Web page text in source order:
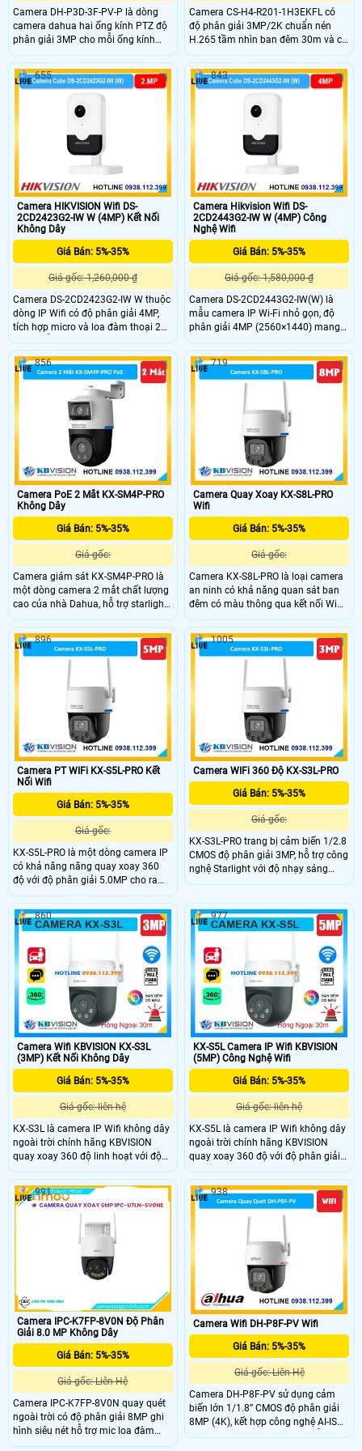
Camera DH-P3D-3F-PV-P là dòng
camera dahua hai ống kính PTZ độ
phân giải 3MP cho mỗi ống kính
gồm ống PT 6 mm và ống cố định
2,8 mm cho góc rộng 89° và góc
hẹp 52°. Cảm biến 1/2,9″ CMOS
khẩu độ F1.0 kèm khả năng quay
ngang 352° và nghiêng lên 90° giúp
giám sát linh động. Hỗ trợ thẻ nhớ
lên đến 256GB lưu trữ vượt trội
Camera CS-H4-R201-1H3EKFL có
độ phân giải 3MP/2K chuẩn nén
H.265 tầm nhìn ban đêm 30m và có
đèn trợ sáng cho hình ảnh màu
trong phạm vi 20m. Hỗ trợ đàm
thoại hai chiều phát hiện hình dáng
người/phương tiện, cùng chức năng
phòng thủ tích cực với đèn và còi
cảnh báo với chuẩn IP67 bền bỉ, hỗ
trợ thẻ nhớ lên đến 512GB và kết nối
POE.
Camera HIKVISION Wifi DS-
2CD2423G2-IW W (4MP) Kết Nối
Không Dây
Giá Bán: 5%-35%
Giá gốc: 1,260,000 ₫
Camera DS-2CD2423G2-IW W thuộc
dòng IP Wifi có độ phân giải 4MP,
tích hợp micro và loa đàm thoại 2
chiều, hỗ trợ kết nối nhanh đến Wi-Fi
và thẻ nhớ lên đến 512GB. Hikvision
còn trang bị công nghệ AI phát hiện
người và phương tiện trân mẫu
camera này giúp giảm thiểu tình
trạng báo động giả.
655
Camera Hikvision Wifi DS-
2CD2443G2-IW W (4MP) Công
Nghệ Wifi
Giá Bán: 5%-35%
Giá gốc: 1,580,000 ₫
Camera DS-2CD2443G2-IW(W) là
mẫu camera IP Wi-Fi nhỏ gọn, độ
phân giải 4MP (2560×1440) mang
lại hình ảnh chất lượng với mật độ
điểm ảnh cao. Tích hợp micro, loa
đàm thoại 2 chiều, hỗ trợ lưu trữ
thông qua thẻ nhớ tối đa lên đến
512GB. Bên cạnh đó camera sở hữu
công nghệ phát hiện người và
phương tiện thông minh giúp giảm
báo động giả.
843
Camera PoE 2 Mắt KX-SM4P-PRO
Không Dây
Giá Bán: 5%-35%
Giá gốc:
Camera giám sát KX-SM4P-PRO là
một dòng camera 2 mắt chất lượng
cao của nhà Dahua, hỗ trợ starlight
với độ nhạy sáng cực kì thấp, với
đèn Led hỗ trợ ánh sáng tầm xa
30m, phân biệt người và xe SMD
plus, phát hiện âm thanh bất
856
Camera Quay Xoay KX-S8L-PRO
Wifi
Giá Bán: 5%-35%
Giá gốc:
Camera KX-S8L-PRO là loại camera
an ninh có khả năng quan sát ban
đêm có màu thông qua kết nối Wifi.
Hình ảnh sắc nét, chất lượng với
công nghệ Có Màu Ban Ðêm Luôn.
Khả năng chống ngược sáng DWDR
120db, lắp đặt trong nhà hiệu quả
hơn. Sử dụng chip xử lý hình ảnh
cảm biến CMOS giúp tái tạo hình
719
Camera PT WIFi KX-S5L-PRO Kết
Nối Wifi
Giá Bán: 5%-35%
Giá gốc:
KX-S5L-PRO là một dòng camera IP
có khả năng năng quay xoay 360
độ với độ phân giải 5.0MP cho ra
hình ảnh 3K siêu nét, Với độ nhạy
sáng cực thấp 0.0005 Lux, khả năng
chống ngược sáng WDR 120dB
896
Camera WIFi 360 Độ KX-S3L-PRO
Giá Bán: 5%-35%
Giá gốc:
KX-S3L-PRO trang bị cảm biến 1/2.8
CMOS độ phân giải 3MP, hỗ trợ công
nghệ Starlight với độ nhạy sáng
0.0005 lux @ F1.0, Kèm theo đấy
giúp nhìn có màu vào ban đêm với
khoảng cách 30m.
1005
Camera Wifi KBVISION KX-S3L
(3MP) Kết Nối Không Dây
Giá Bán: 5%-35%
Giá gốc: liên hệ
KX-S3L là camera IP Wifi không dây
ngoài trời chính hãng KBVISION
quay xoay 360 độ linh hoạt với độ
phân giải 3MP sắc nét. Camera tích
hợp hồng ngoại 30m, công nghệ
ánh sáng kép Full Color, đàm thoại
2 chiều và khe cắm thẻ nhớ lên đến
256GB. Ngoài ra, camera còn có khả
năng phân biệt người và xe, tích hợp
báo động thông minh, đạt chuẩn
IP66 chống nước, hoạt động bền bỉ
860
KX-S5L Camera IP Wifi KBVISION
(5MP) Công Nghệ Wifi
Giá Bán: 5%-35%
Giá gốc: liên hệ
KX-S5L là camera IP Wifi không dây
ngoài trời chính hãng KBVISION
quay xoay 360 độ với độ phân giải
5MP sắc nét. Camera trang bị hồng
ngoại 30m, ánh sáng kép full color,
đàm thoại hai chiều, khe cắm thẻ
nhớ lên đến 256GB và khả năng
phân biệt người – xe thông minh.
Với chuẩn chống nước IP66 và tính
năng cảnh báo tích hợp, KX-S5L là
lựa chọn giá rẻ hiệu quả giám sát
an ninh ngoài trời.
977
Camera IPC-K7FP-8V0N Độ Phân
Giải 8.0 MP Không Dây
Giá Bán: 5%-35%
Giá gốc: Liên Hệ
Camera IPC-K7FP-8V0N quay quét
ngoài trời có độ phân giải 8MP ghi
hình siêu nét hỗ trợ mic loa đàm
thoại cực rỏ. Khay thẻ nhớ lên đến
991
Camera Wifi DH-P8F-PV Wifi
Giá Bán: 5%-35%
Giá gốc: Liên Hệ
Camera DH-P8F-PV sử dụng cảm
biến lớn 1/1.8” CMOS độ phân giải
8MP (4K), kết hợp công nghệ AI-ISP
cho hình ảnh rõ nét cả ngày lẫn
938